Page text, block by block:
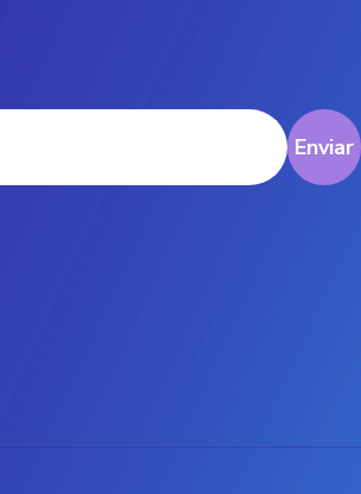
Enviar